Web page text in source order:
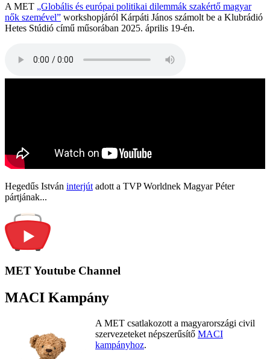
A MET „Globális és európai politikai dilemmák szakértő magyar
nők szemével” workshopjáról Kárpáti János számolt be a Klubrádió
Hetes Stúdió című műsorában 2025. április 19-én.
Hegedűs István interjút adott a TVP Worldnek Magyar Péter
pártjának...
MET Youtube Channel
MACI Kampány
A MET csatlakozott a magyarországi civil
szervezeteket népszerűsítő MACI
kampányhoz.